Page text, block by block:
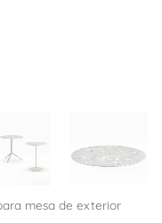
mesa de exterior